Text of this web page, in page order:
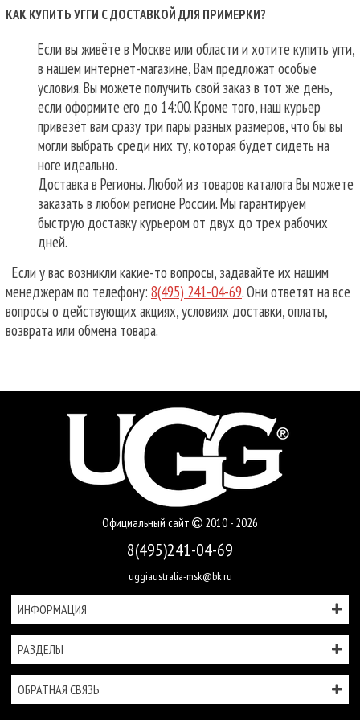
КАК КУПИТЬ УГГИ С ДОСТАВКОЙ ДЛЯ ПРИМЕРКИ?
Если вы живёте в Москве или области и хотите купить угги,
в нашем интернет-магазине, Вам предложат особые
условия. Вы можете получить свой заказ в тот же день,
если оформите его до 14:00. Кроме того, наш курьер
привезёт вам сразу три пары разных размеров, что бы вы
могли выбрать среди них ту, которая будет сидеть на
ноге идеально.
Доставка в Регионы. Любой из товаров каталога Вы можете
заказать в любом регионе России. Мы гарантируем
быструю доставку курьером от двух до трех рабочих
дней.
Если у вас возникли какие-то вопросы, задавайте их нашим
менеджерам по телефону: 8(495) 241-04-69. Они ответят на все
вопросы о действующих акциях, условиях доставки, оплаты,
возврата или обмена товара.
Официальный сайт 2010 - 2026
8(495)241-04-69
uggiaustralia-msk@bk.ru
ИНФОРМАЦИЯ
РАЗДЕЛЫ
ОБРАТНАЯ СВЯЗЬ